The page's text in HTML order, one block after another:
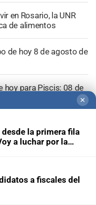
en Rosario, la UNR
de alimentos
de hoy 8 de agosto de
hoy para Piscis: 08 de
para Acuario: 08
✕
la primera fila
a luchar por la
a fiscales del